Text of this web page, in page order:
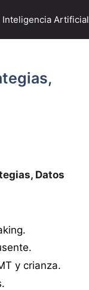
Inteligencia Artificial
Datos
y crianza.